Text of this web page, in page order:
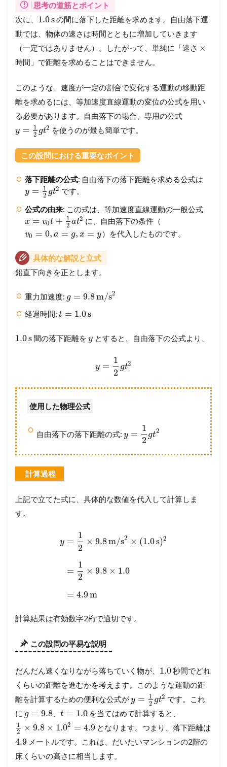
思考の道筋とポイント
次に、 1.0sの間に落下した距離を求めます。自由落下運
動では、物体の速さは時間とともに増加していきます
（一定ではありません）。したがって、単純に「速さ ×
時間」で距離を求めることはできません。
このような、速度が一定の割合で変化する運動の移動距
離を求めるには、等加速度直線運動の変位の公式を用い
る必要があります。自由落下の場合、専用の公式
y =
1
2 gt2 を使うのが最も簡単です。
この設問における重要なポイント
落下距離の公式: 自由落下の落下距離を求める公式は
y =
1
2 gt2 です。
公式の由来: この式は、等加速度直線運動の一般公式
x = v0t +
1
2 at2 に、自由落下の条件（
v0 = 0, a = g, x = y）を代入したものです。
具体的な解説と立式
鉛直下向きを正とします。
重力加速度: g = 9.8m/s2
経過時間: t = 1.0s
1.0s 間の落下距離をy とすると、自由落下の公式より、
y =
1
2
gt2
使用した物理公式
自由落下の落下距離の式: y =
1
2
gt2
計算過程
上記で立てた式に、具体的な数値を代入して計算しま
す。
y =
1
2
× 9.8m/s2 × (1.0s)2
=
1
2
× 9.8 × 1.0
= 4.9m
計算結果は有効数字2桁で適切です。
この設問の平易な説明
だんだん速くなりながら落ちていく物が、 1.0秒間でどれ
くらいの距離を進むかを考えます。このような運動の距
離を計算するための便利な公式がy =
1
2 gt2 です。これ
に g = 9.8 、t = 1.0 を当てはめて計算すると、
1
2
× 9.8 × 1.02 = 4.9 となります。つまり、落下距離は
4.9 メートルです。これは、だいたいマンションの2階の
床くらいの高さに相当します。